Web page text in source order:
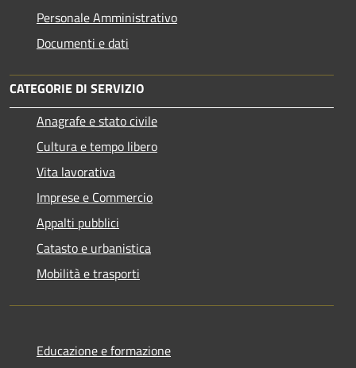
Personale Amministrativo
Documenti e dati
CATEGORIE DI SERVIZIO
Anagrafe e stato civile
Cultura e tempo libero
Vita lavorativa
Imprese e Commercio
Appalti pubblici
Catasto e urbanistica
Mobilità e trasporti
Educazione e formazione